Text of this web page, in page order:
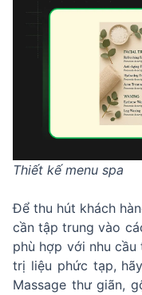
Thiết kế menu spa
Để thu hút khách
cần tập trung vào
phù hợp với nhu
trị liệu phức tạp,
Massage thư giãn,